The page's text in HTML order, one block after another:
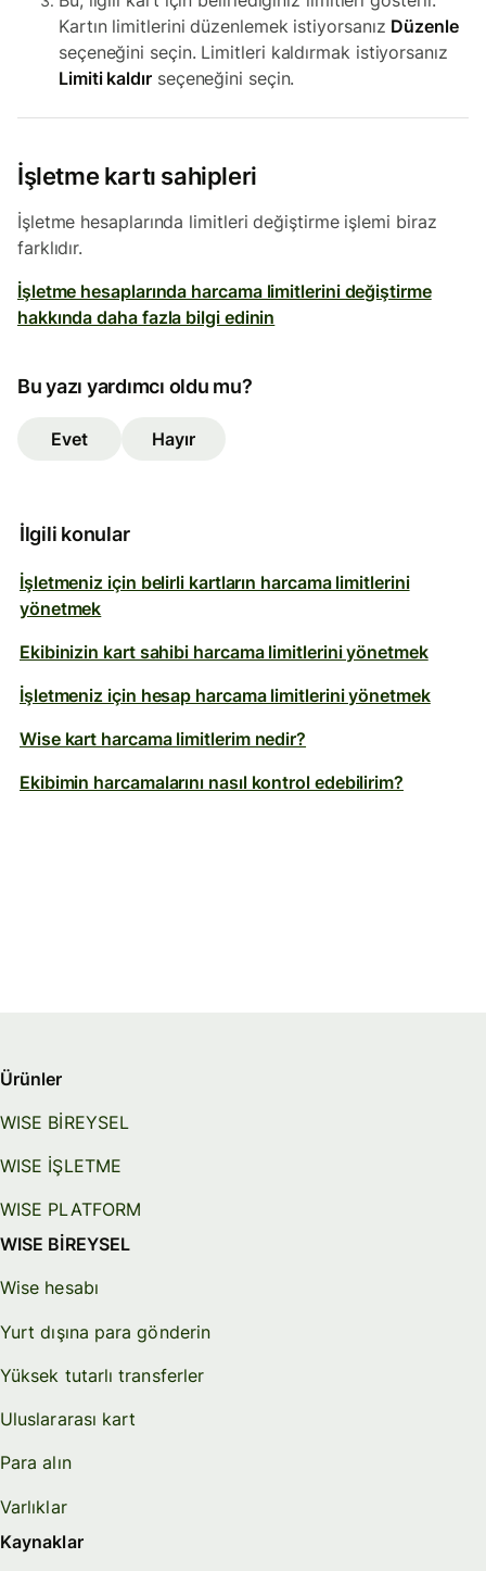
Kartın limitlerini düzenlemek istiyorsanız Düzenle
seçeneğini seçin. Limitleri kaldırmak istiyorsanız
Limiti kaldırseçeneğini seçin.
İşletme kartı sahipleri
İşletme hesaplarında limitleri değiştirme işlemi biraz
farklıdır.
İşletme hesaplarında harcama limitlerini değiştirme
hakkında daha fazla bilgi edinin
Bu yazı yardımcı oldu mu?
Evet Hayır
İlgili konular
İşletmeniz için belirli kartların harcama limitlerini
yönetmek
Ekibinizin kart sahibi harcama limitlerini yönetmek
İşletmeniz için hesap harcama limitlerini yönetmek
Wise kart harcama limitlerim nedir?
Ekibimin harcamalarını nasıl kontrol edebilirim?
Ürünler
WISE BİREYSEL
WISE İŞLETME
WISE PLATFORM
WISE BİREYSEL
Wise hesabı
Yurt dışına para gönderin
Yüksek tutarlı transferler
Uluslararası kart
Para alın
Varlıklar
Kaynaklar